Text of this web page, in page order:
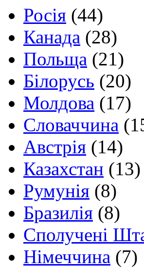
Росія (44)
Канада (28)
Польща (21)
Білорусь (20)
Молдова (17)
Словаччина
Австрія (14)
Казахстан (13)
Румунія (8)
Бразилія (8)
Сполучені
Німеччина (7)